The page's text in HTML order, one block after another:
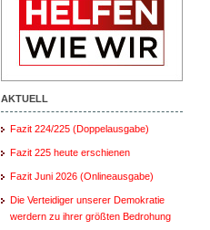
AKTUELL
Fazit 224/225 (Doppelausgabe)
Fazit 225 heute erschienen
Fazit Juni 2026 (Onlineausgabe)
Die Verteidiger unserer Demokratie
werdern zu ihrer größten Bedrohung